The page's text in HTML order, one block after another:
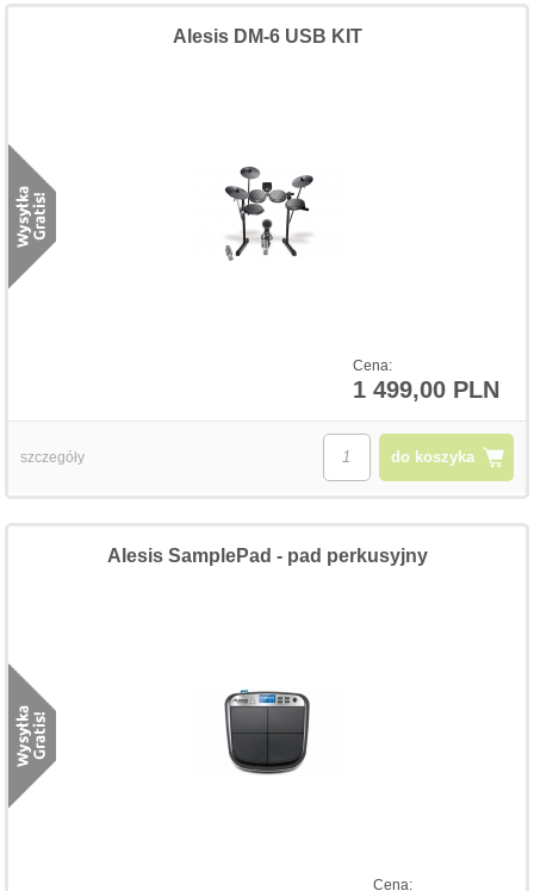
Cena:
1 499,00 PLN
Alesis DM-6 USB KIT
do koszyka
szczegóły
Cena:
Alesis SamplePad - pad perkusyjny